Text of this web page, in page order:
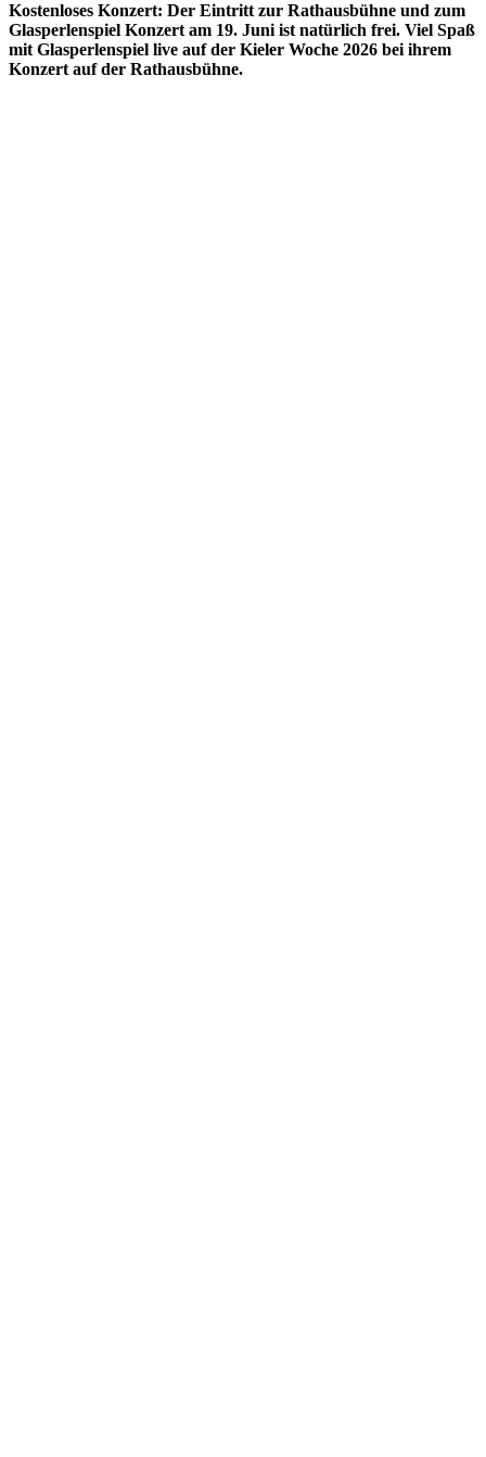
Kostenloses Konzert: Der Eintritt zur Rathausbühne und zum
Glasperlenspiel Konzert am 19. Juni ist natürlich frei. Viel Spaß
mit Glasperlenspiel live auf der Kieler Woche 2026 bei ihrem
Konzert auf der Rathausbühne.